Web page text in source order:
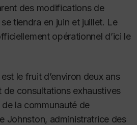
des modifications de
tiendra en juin et juillet. Le
opérationnel d’ici le
le fruit d’environ deux ans
consultations exhaustives
la communauté de
Johnston, administratrice des